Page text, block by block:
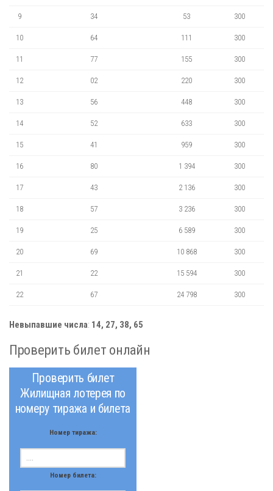
9 34 53 300
10 64 111 300
11 77 155 300
12 02 220 300
13 56 448 300
14 52 633 300
15 41 959 300
16 80 1 394 300
17 43 2 136 300
18 57 3 236 300
19 25 6 589 300
20 69 10 868 300
21 22 15 594 300
22 67 24 798 300
Невыпавшие числа: 14, 27, 38, 65
Проверить билет онлайн
Проверить билет
Жилищная лотерея по
номеру тиража и билета
Номер тиража:
Номер билета: